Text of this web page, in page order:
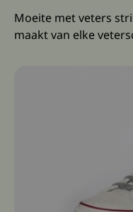
Moeite met veters
maakt van elke